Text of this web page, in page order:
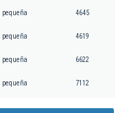
pequeña 4645
pequeña 4619
pequeña 6622
pequeña 7112